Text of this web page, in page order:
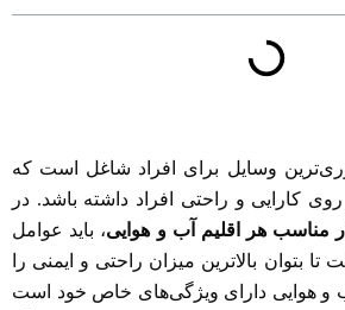
وسایل برای افراد شاغل است که
روی کارایی و راحتی افراد داشته باشد. در
مناسب هر اقلیم آب و هوایی، باید عوامل
بتوان بالاترین میزان راحتی و ایمنی را
و هوایی دارای ویژگی‌های خاص خود است